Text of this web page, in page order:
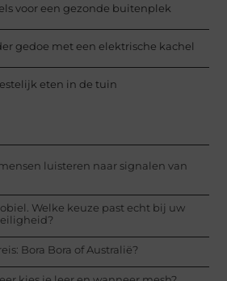
voor een gezonde buitenplek
gedoe met een elektrische kachel
eten in de tuin
luisteren naar signalen van
Welke keuze past echt bij uw
Bora Bora of Australië?